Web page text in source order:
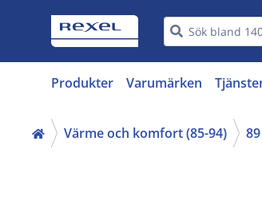
Produkter Varumärken
Värme och komfort (85-94)